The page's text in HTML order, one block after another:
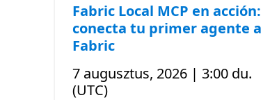
Fabric Local MCP en acción:
conecta tu primer agente a
Fabric
7 augusztus, 2026 | 3:00 du.
(UTC)